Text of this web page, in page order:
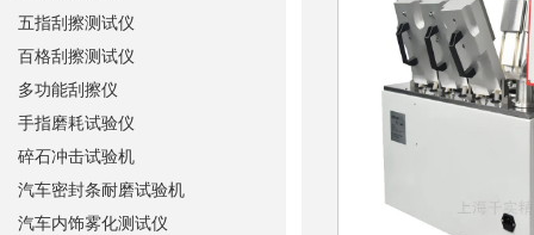
五指刮擦测试仪
百格刮擦测试仪
多功能刮擦仪
手指磨耗试验仪
碎石冲击试验机
汽车密封条耐磨试验机
汽车内饰雾化测试仪